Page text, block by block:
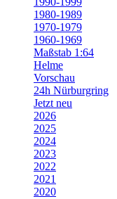
1980-1989
1970-1979
1960-1969
Maßstab 1:64
Helme
Vorschau
24h Nürburgring
Jetzt neu
2026
2025
2024
2023
2022
2021
2020